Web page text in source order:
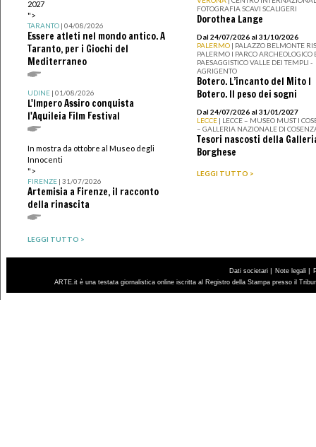
2027
">
TARANTO| 04/08/2026
Essere atleti nel mondo antico. A
Taranto, per i Giochi del
Mediterraneo
UDINE| 01/08/2026
L'Impero Assiro conquista
l'Aquileia Film Festival
In mostra da ottobre al Museo degli
Innocenti
">
FIRENZE| 31/07/2026
Artemisia a Firenze, il racconto
della rinascita
LEGGI TUTTO >
FOTOGRAFIA SCAVI SCALIGERI
Dorothea Lange
Dal 24/07/2026 al 31/10/2026
PALERMO | PALAZZO BELMONTE
PALERMO I PARCO ARCHEOLOGICO
PAESAGGISTICO VALLE DEI TEMPLI -
AGRIGENTO
Botero. L’incanto del Mito I
Botero. Il peso dei sogni
Dal 24/07/2026 al 31/01/2027
LECCE | LECCE – MUSEO MUST I
– GALLERIA NAZIONALE DI
Tesori nascosti della
Borghese
LEGGI TUTTO >
Dati societari | Note legali |
ARTE.it è una testata giornalistica online iscritta al Registro della Stampa presso il